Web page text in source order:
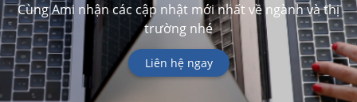
Cùng Ami nhận các cập nhật mới nhất về ngành và thị
trường nhé
Liên hệ ngay